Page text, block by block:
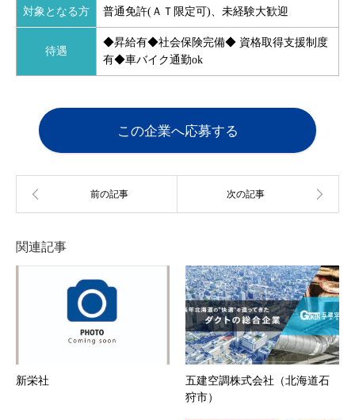
対象となる方 普通免許(ＡＴ限定可)、未経験大歓迎
待遇
◆昇給有◆社会保険完備◆ 資格取得支援制度
有◆車バイク通勤ok
この企業へ応募する
関連記事
新栄社
五建空調株式会社（北海道石
狩市）